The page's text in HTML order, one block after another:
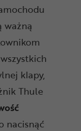
ważną
klapy,
Thule
nacisnąć